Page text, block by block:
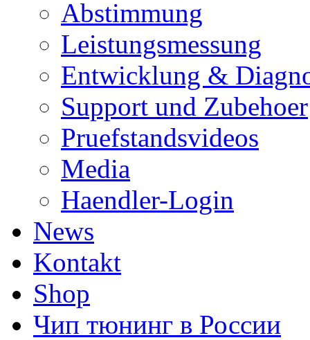
Abstimmung
Leistungsmessung
Entwicklung &
Support und Zubehoer
Pruefstandsvideos
Media
Haendler-Login
News
Kontakt
Shop
Чип тюнинг в России